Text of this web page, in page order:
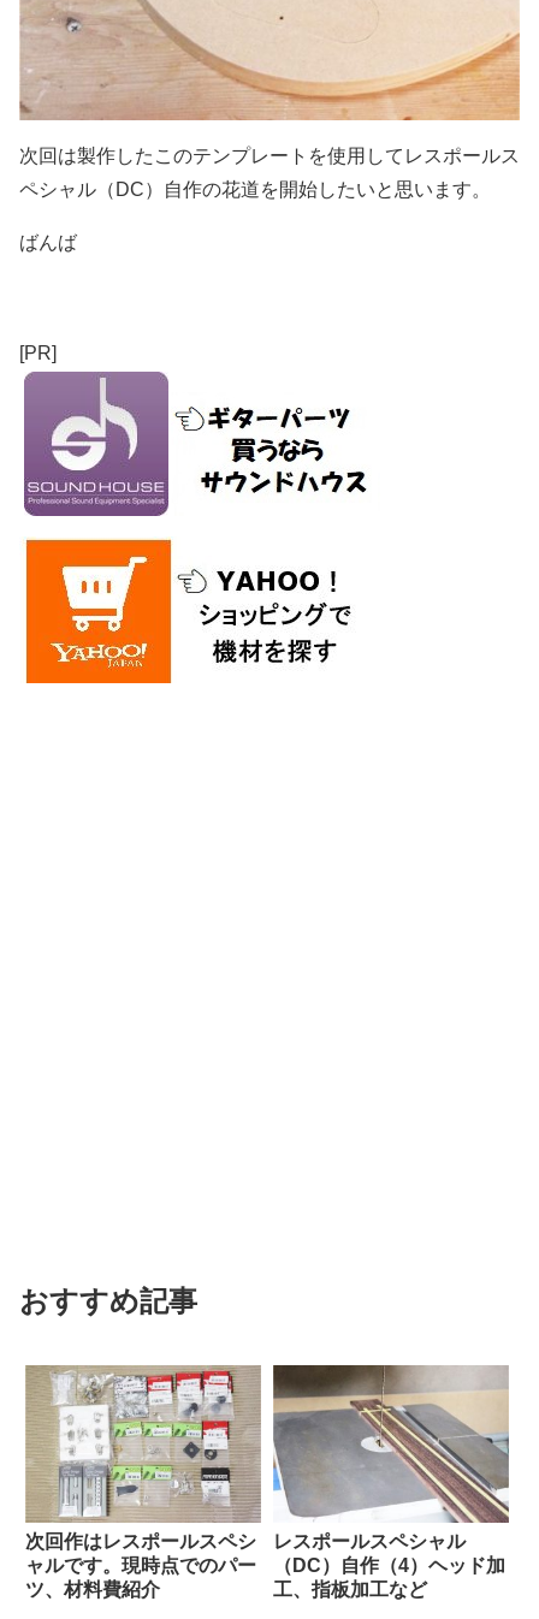
次回は製作したこのテンプレートを使用してレスポールス
ペシャル（DC）自作の花道を開始したいと思います。
ばんば
[PR]
おすすめ記事
次回作はレスポールスペシ
ャルです。現時点でのパー
ツ、材料費紹介
レスポールスペシャル
（DC）自作（4）ヘッド加
工、指板加工など